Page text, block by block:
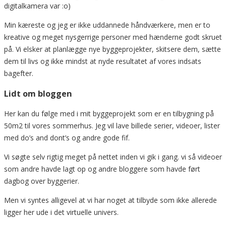
digitalkamera var :o)
Min kæreste og jeg er ikke uddannede håndværkere, men er to
kreative og meget nysgerrige personer med hænderne godt skruet
på. Vi elsker at planlægge nye byggeprojekter, skitsere dem, sætte
dem til livs og ikke mindst at nyde resultatet af vores indsats
bagefter.
Lidt om bloggen
Her kan du følge med i mit byggeprojekt som er en tilbygning på
50m2 til vores sommerhus. Jeg vil lave billede serier, videoer, lister
med do’s and dont’s og andre gode fif.
Vi søgte selv rigtig meget på nettet inden vi gik i gang. vi så videoer
som andre havde lagt op og andre bloggere som havde ført
dagbog over byggerier.
Men vi syntes alligevel at vi har noget at tilbyde som ikke allerede
ligger her ude i det virtuelle univers.